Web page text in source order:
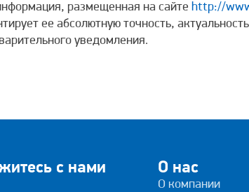
размещенная на сайте http://
ее абсолютную точность,
уведомления.
с нами О нас
О компании